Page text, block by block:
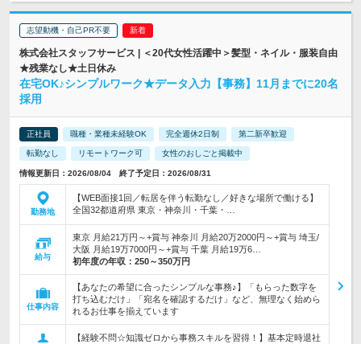
志望動機・自己PR不要
株式会社スタッフサービス | ＜20代女性活躍中＞髪型・ネイル・服装自由
★残業なし★土日休み
在宅OK♪シンプルワーク★データ入力【事務】11月までに20名
採用
正社員 職種・業種未経験OK 完全週休2日制 第二新卒歓迎
転勤なし リモートワーク可 女性のおしごと掲載中
情報更新日：2026/08/04 終了予定日：2026/08/31
勤務地
【WEB面接1回／転居を伴う転勤なし／好きな場所で働ける】
全国32都道府県 東京・神奈川・千葉・…
給与
東京 月給21万円～+賞与 神奈川 月給20万2000円～+賞与 埼玉/
大阪 月給19万7000円～+賞与 千葉 月給19万6…
初年度の年収： 250～350万円
仕事内容
【あなたの希望に合ったシンプルな事務♪】「もらった数字を
打ち込むだけ」「宛名を確認するだけ」など、無理なく始めら
れるお仕事を揃えています
【経験不問☆知識ゼロから事務スキルを習得！】基本定時退社